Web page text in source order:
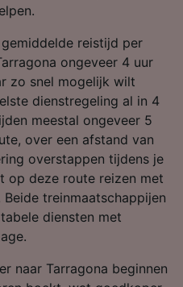
reistijd per
ongeveer 4 uur
zo snel mogelijk wilt
dienstregeling al in 4
meestal ongeveer 5
over een afstand van
overstappen tijdens je
op deze route reizen met
Beide treinmaatschappijen
diensten met
naar Tarragona beginnen